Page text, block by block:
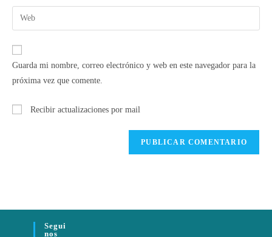
Guarda mi nombre, correo electrónico y web en este navegador para la
próxima vez que comente.
Recibir actualizaciones por mail
Segui
Nos